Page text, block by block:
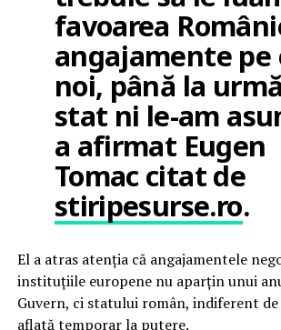
favoarea
angajamente pe
noi, până la
stat ni le-am
a afirmat Eugen
Tomac citat de
stiripesurse.ro.
El a atras atenția că angajamentele
instituțiile europene nu aparțin unui
Guvern, ci statului român, indiferent
aflată temporar la putere.